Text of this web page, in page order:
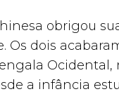
obrigou
Os dois
Ocidental,
a infância